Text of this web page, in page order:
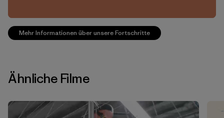
Mehr Informationen über unsere Fortschritte
Ähnliche Filme